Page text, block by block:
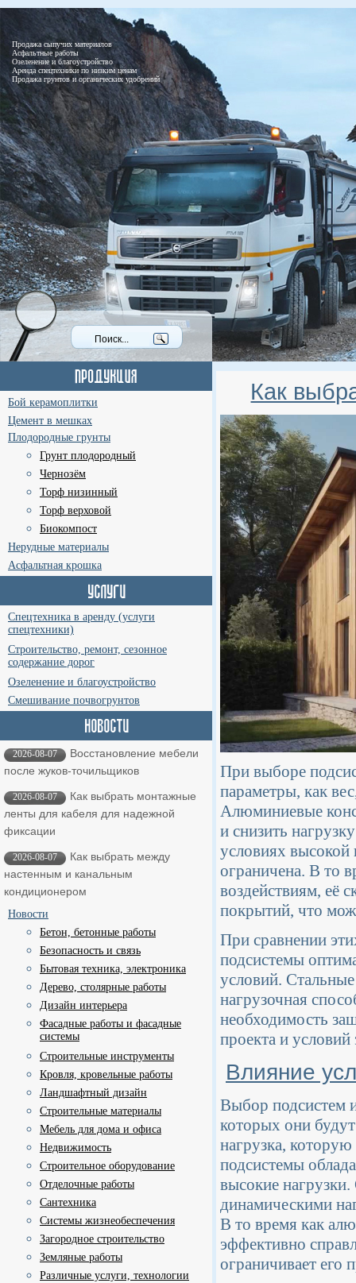
Продажа сыпучих материалов
Асфальтные работы
Озеленение и благоустройство
Аренда спецтехники по низким ценам
Продажа грунтов и органических удобрений
Бой керамоплитки
Цемент в мешках
Плодородные грунты
Грунт плодородный
Чернозём
Торф низинный
Торф верховой
Биокомпост
Нерудные материалы
Асфальтная крошка
Спецтехника в аренду (услуги
спецтехники)
Строительство, ремонт, сезонное
содержание дорог
Озеленение и благоустройство
Смешивание почвогрунтов
2026-08-07
Восстановление мебели
после жуков-точильщиков
2026-08-07
Как выбрать монтажные
ленты для кабеля для надежной
фиксации
2026-08-07
Как выбрать между
настенным и канальным
кондиционером
Новости
Бетон, бетонные работы
Безопасность и связь
Бытовая техника, электроника
Дерево, столярные работы
Дизайн интерьера
Фасадные работы и фасадные
системы
Строительные инструменты
Кровля, кровельные работы
Ландшафтный дизайн
Строительные материалы
Мебель для дома и офиса
Недвижимость
Строительное оборудование
Отделочные работы
Сантехника
Системы жизнеобеспечения
Загородное строительство
Земляные работы
Различные услуги, технологии
Как
При выборе
параметры, как
Алюминиевые
и снизить
условиях высокой
ограничена. В то
воздействиям, её
покрытий, что
При сравнении
подсистемы
условий.
нагрузочная
необходимость
проекта и условий
Влияние
Выбор подсистем
которых они
нагрузка,
подсистемы
высокие
динамическими
В то время как
эффективно
ограничивает его